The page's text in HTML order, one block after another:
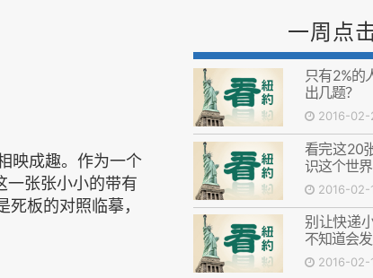
映成趣。作为一个
一张张小小的带有
板的对照临摹，
一周点
只有2%的
出几题？
2016-02-
看完这20
识这个世界
2016-02-
别让快递
不知道会发
2016-02-